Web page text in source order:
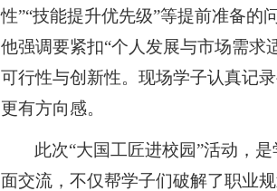
性”“技能提升优先级”等提前准备的
他强调要紧扣“个人发展与市场需求
可行性与创新性。现场学子认真记
更有方向感。
此次“大国工匠进校园”活动，
面交流，不仅帮学子们破解了职业